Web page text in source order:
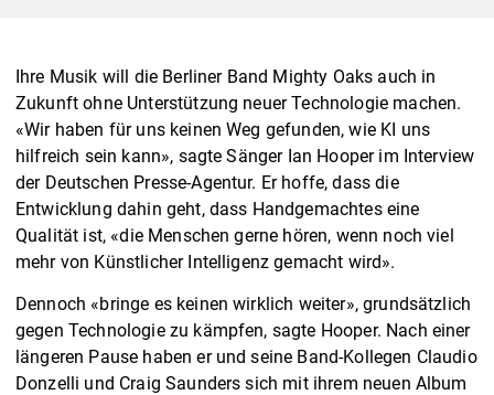
Ihre Musik will die Berliner Band Mighty Oaks auch in
Zukunft ohne Unterstützung neuer Technologie machen.
«Wir haben für uns keinen Weg gefunden, wie KI uns
hilfreich sein kann», sagte Sänger Ian Hooper im Interview
der Deutschen Presse-Agentur. Er hoffe, dass die
Entwicklung dahin geht, dass Handgemachtes eine
Qualität ist, «die Menschen gerne hören, wenn noch viel
mehr von Künstlicher Intelligenz gemacht wird».
Dennoch «bringe es keinen wirklich weiter», grundsätzlich
gegen Technologie zu kämpfen, sagte Hooper. Nach einer
längeren Pause haben er und seine Band-Kollegen Claudio
Donzelli und Craig Saunders sich mit ihrem neuen Album